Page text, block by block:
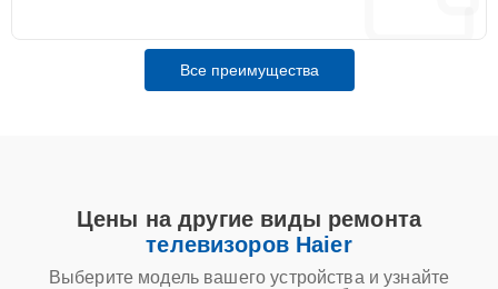
Все преимущества
Цены на другие виды ремонта
телевизоров Haier
Выберите модель вашего устройства и узнайте